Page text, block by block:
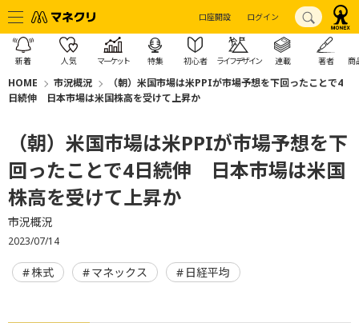
口座開設 ログイン
新着 人気 マーケット 特集 初心者 ライフデザイン 連載 著者 商
HOME 市況概況
（朝）米国市場は米PPIが市場予想を下回ったことで4
日続伸 日本市場は米国株高を受けて上昇か
（朝）米国市場は米PPIが市場予想を下
回ったことで4日続伸 日本市場は米国
株高を受けて上昇か
市況概況
2023/07/14
株式 マネックス 日経平均